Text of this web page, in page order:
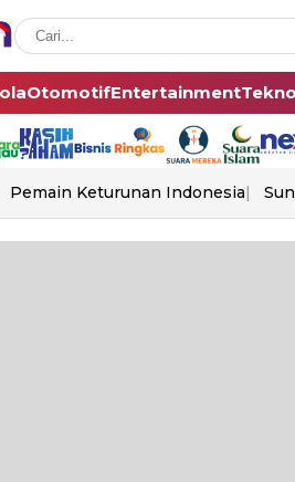
OtomotifEntertainmentTekno
Pemain Keturunan Indonesia